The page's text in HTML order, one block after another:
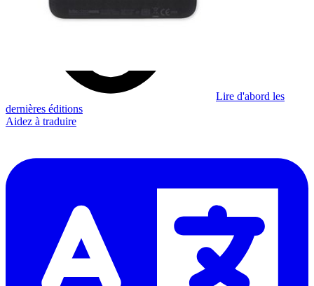
Lire d'abord les
dernières éditions
Aidez à traduire